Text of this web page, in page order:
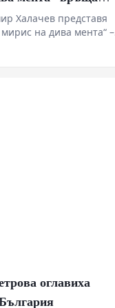
за човека
Халачев представя
на дива мента“ –
между човека и
оглавиха